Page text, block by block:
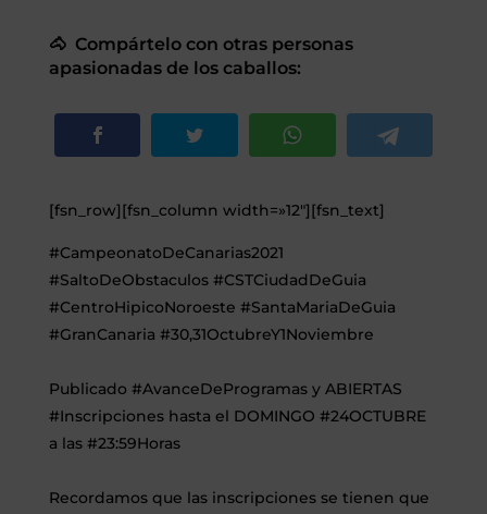
928 366 908//
mcarmensecretaria@federacioncanariadehipica.com
Tenerife
 922 256 601
🐴 Compártelo con otras personas
apasionadas de los caballos:
[fsn_row][fsn_column width=»12″][fsn_text]
#CampeonatoDeCanarias2021
#SaltoDeObstaculos #CSTCiudadDeGuia
#CentroHipicoNoroeste #SantaMariaDeGuia
#GranCanaria #30,31OctubreY1Noviembre
Publicado #AvanceDeProgramasy ABIERTAS
#Inscripcioneshasta el DOMINGO #24OCTUBRE
a las #23:59Horas
Recordamos que las inscripciones se tienen que